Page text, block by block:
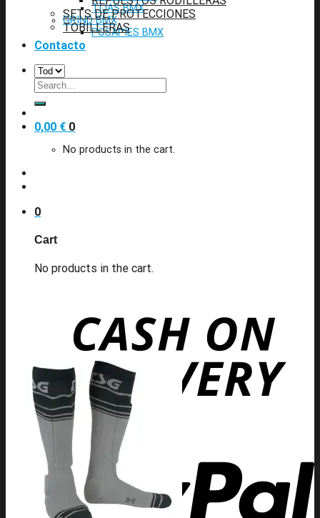
TIJAS BMX
GRIND BMX
POSAPIES BMX
Contacto
Search
for:
0,00 € 0
No products in the cart.
0
Cart
No products in the cart.
SETS DE PROTECCIONES
TOBILLERAS